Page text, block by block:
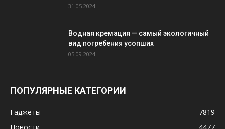
31.05.2024
Водная кремация — самый экологичный
вид погребения усопших
05.09.2024
ПОПУЛЯРНЫЕ КАТЕГОРИИ
Гаджеты
7819
Новости
4477